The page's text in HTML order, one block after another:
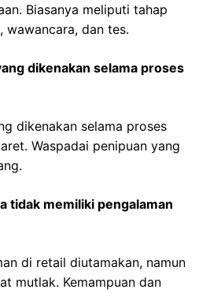
Biasanya meliputi tahap
wawancara, dan tes.
dikenakan selama proses
dikenakan selama proses
Waspadai penipuan yang
tidak memiliki pengalaman
di retail diutamakan, namun
mutlak. Kemampuan dan